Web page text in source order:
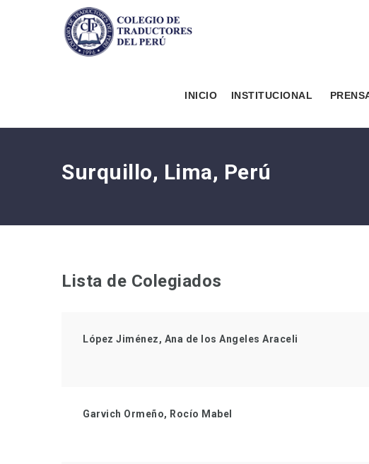
INICIO INSTITUCIONAL
Surquillo, Lima, Perú
Lista de Colegiados
López Jiménez, Ana de los Angeles Araceli
Garvich Ormeño, Rocío Mabel